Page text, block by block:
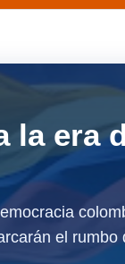
la era
el rumbo